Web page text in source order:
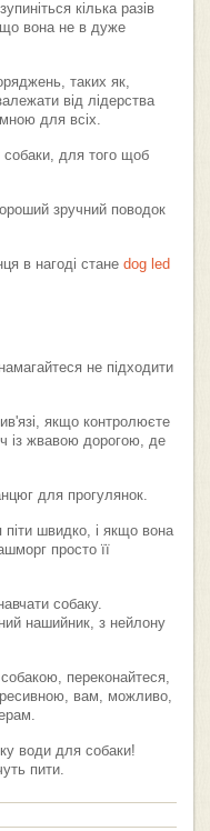
кілька разів
вона не в дуже
таких як,
від лідерства
для всіх.
для того щоб
зручний поводок
в нагоді стане dog led
не підходити
якщо контролюєте
із жвавою дорогою, де
для прогулянок.
піти швидко, і якщо вона
просто її
собаку.
нашийник, з нейлону
переконайтеся,
вам, можливо,
води для собаки!
пити.